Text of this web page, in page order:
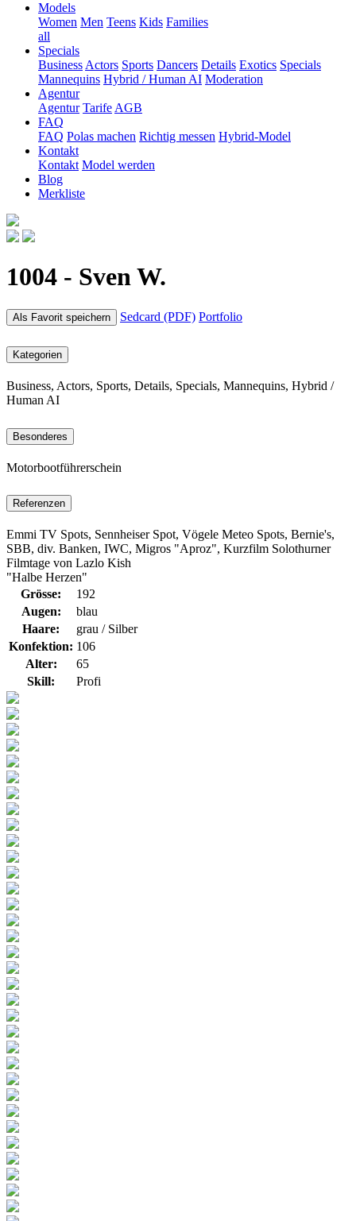
Models
Women Men Teens Kids Families
all
Specials
Business Actors Sports Dancers Details Exotics Specials
Mannequins Hybrid / Human AI Moderation
Agentur
Agentur Tarife AGB
FAQ
FAQ Polas machen Richtig messen Hybrid-Model
Kontakt
Kontakt Model werden
Blog
Merkliste
1004 - Sven W.
Als Favorit speichern Sedcard (PDF) Portfolio
Kategorien
Business, Actors, Sports, Details, Specials, Mannequins, Hybrid /
Human AI
Besonderes
Motorbootführerschein
Referenzen
Emmi TV Spots, Sennheiser Spot, Vögele Meteo Spots, Bernie's,
SBB, div. Banken, IWC, Migros "Aproz", Kurzfilm Solothurner
Filmtage von Lazlo Kish
"Halbe Herzen"
Grösse:
192
Augen:
blau
Haare:
grau / Silber
Konfektion: 106
Alter:
65
Skill:
Profi